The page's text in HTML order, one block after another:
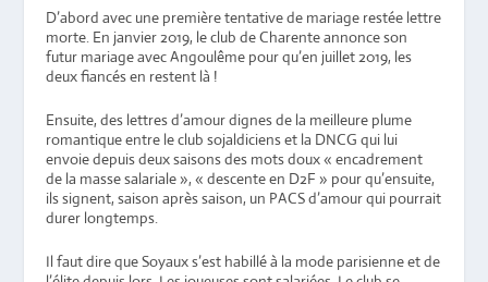
D’abord avec une première tentative de mariage restée lettre
morte. En janvier 2019, le club de Charente annonce son
futur mariage avec Angoulême pour qu’en juillet 2019, les
deux fiancés en restent là !
Ensuite, des lettres d’amour dignes de la meilleure plume
romantique entre le club sojaldiciens et la DNCG qui lui
envoie depuis deux saisons des mots doux « encadrement
de la masse salariale », « descente en D2F » pour qu’ensuite,
ils signent, saison après saison, un PACS d’amour qui pourrait
durer longtemps.
Il faut dire que Soyaux s’est habillé à la mode parisienne et de